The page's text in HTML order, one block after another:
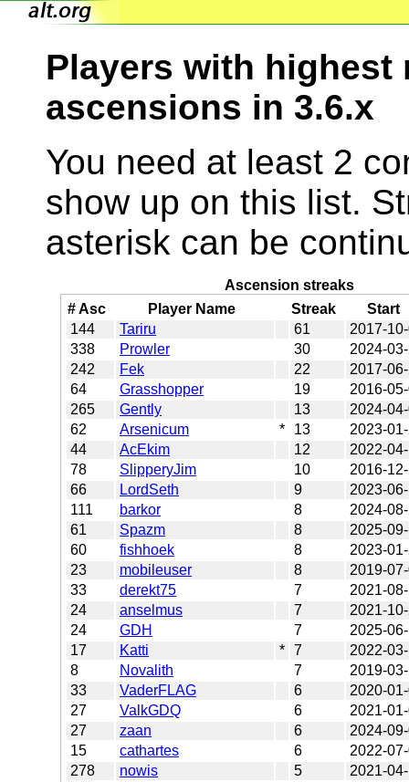
Players with
ascensions in 3.6.x
You need at least 2
show up on this list.
asterisk can be
Ascension streaks
# Asc
Player Name Streak
Start
144
Tariru 61
2017-
338
Prowler 30
2024-
242
Fek 22
2017-
64
Grasshopper 19
2016-
265
Gently 13
2024-
62
Arsenicum * 13
2023-
44
AcEkim 12
2022-
78
SlipperyJim 10
2016-
66
LordSeth 9
2023-
111
barkor 8
2024-
61
Spazm 8
2025-
60
fishhoek 8
2023-
23
mobileuser 8
2019-
33
derekt75 7
2021-
24
anselmus 7
2021-
24
GDH 7
2025-
17
Katti * 7
2022-
8
Novalith 7
2019-
33
VaderFLAG 6
2020-
27
ValkGDQ 6
2021-
27
zaan 6
2024-
15
cathartes 6
2022-
278
nowis 5
2021-